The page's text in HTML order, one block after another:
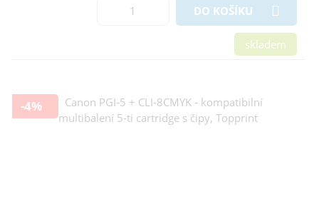
DO KOŠÍKU
skladem
-4%